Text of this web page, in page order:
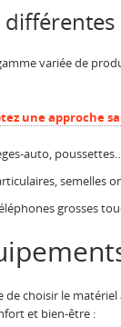
variée de
une approche
auto,
semelles
grosses
de choisir le
et bien-être :